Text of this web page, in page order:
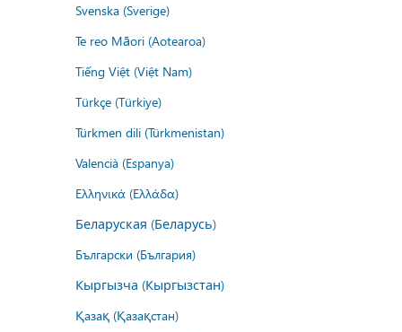
Svenska (Sverige)
Te reo Māori (Aotearoa)
Tiếng Việt (Việt Nam)
Türkçe (Türkiye)
Türkmen dili (Türkmenistan)
Valencià (Espanya)
Ελληνικά (Ελλάδα)
Беларуская (Беларусь)
Български (България)
Кыргызча (Кыргызстан)
Қазақ (Қазақстан)